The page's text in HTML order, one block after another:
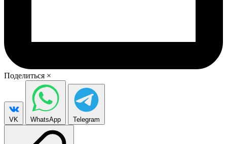
Поделиться ×
VK WhatsApp Telegram